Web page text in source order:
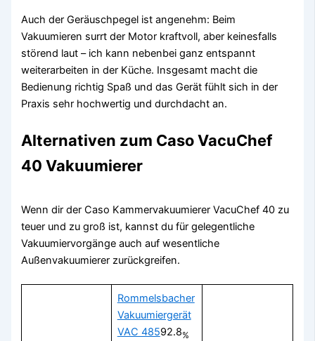
Auch der Geräuschpegel ist angenehm: Beim
Vakuumieren surrt der Motor kraftvoll, aber keinesfalls
störend laut – ich kann nebenbei ganz entspannt
weiterarbeiten in der Küche. Insgesamt macht die
Bedienung richtig Spaß und das Gerät fühlt sich in der
Praxis sehr hochwertig und durchdacht an.
Alternativen zum Caso VacuChef
40 Vakuumierer
Wenn dir der Caso Kammervakuumierer VacuChef 40 zu
teuer und zu groß ist, kannst du für gelegentliche
Vakuumiervorgänge auch auf wesentliche
Außenvakuumierer zurückgreifen.
Rommelsbacher
Vakuumiergerät
VAC 48592.8%